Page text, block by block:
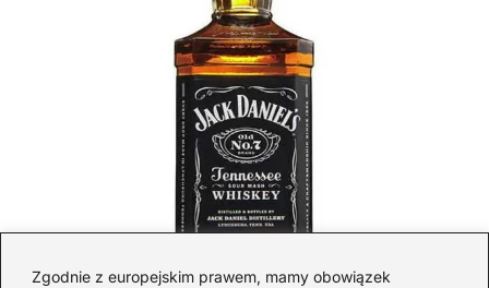
Zgodnie z europejskim prawem, mamy obowiązek
mity i geneza marki